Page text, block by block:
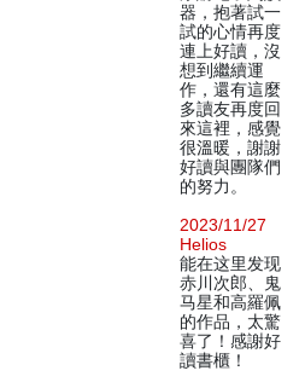
器，抱著試一
試的心情再度
連上好讀，沒
想到繼續運
作，還有這麼
多讀友再度回
來這裡，感覺
很溫暖，謝謝
好讀與團隊們
的努力。
2023/11/27
Helios
能在这里发现
赤川次郎、鬼
马星和高羅佩
的作品，太驚
喜了！感謝好
讀書櫃！